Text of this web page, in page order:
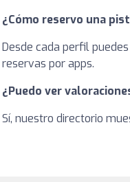
¿Cómo reservo una
Desde cada perfil
reservas por apps.
¿Puedo ver
Sí, nuestro directorio